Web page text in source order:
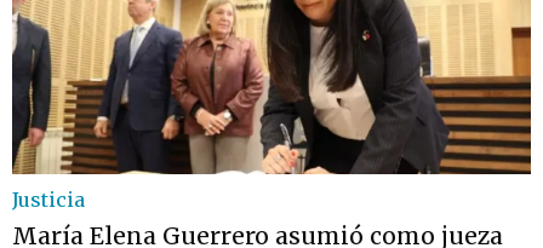
Justicia
María Elena Guerrero asumió como jueza